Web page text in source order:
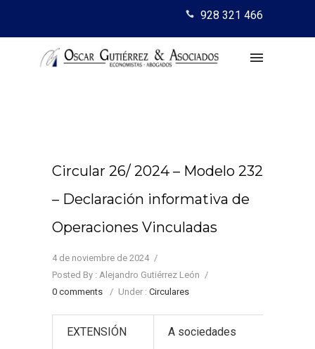
928 321 466
Circular 26/ 2024 – Modelo 232
– Declaración informativa de
Operaciones Vinculadas
4 de noviembre de 2024 /
Posted By : Alejandro Gutiérrez León /
0 comments
/ Under : Circulares
EXTENSIÓN A sociedades